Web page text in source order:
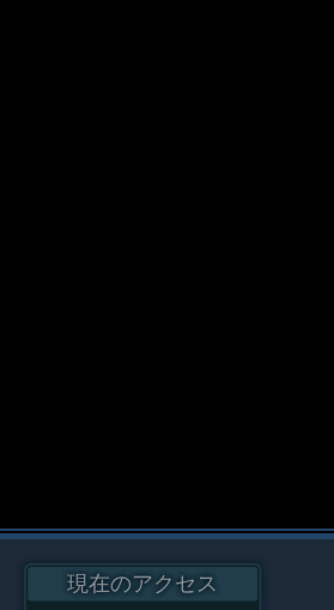
現在のアクセス